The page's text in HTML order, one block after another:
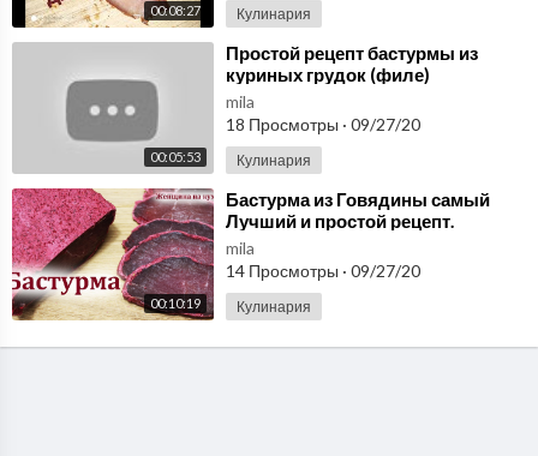
00:08:27 Кулинария
00:05:53
⁣Простой рецепт бастурмы из
куриных грудок (филе)
mila
18 Просмотры · 09/27/20
Кулинария
00:10:19
⁣Бастурма из Говядины самый
Лучший и простой рецепт.
Բաստուրմա, Basdırma, Pastırma
mila
14 Просмотры · 09/27/20
Кулинария